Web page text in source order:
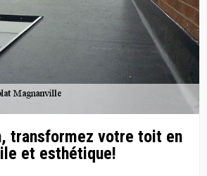
transformez votre toit en
et esthétique!